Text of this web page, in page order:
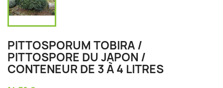
PITTOSPORUM TOBIRA /
PITTOSPORE DU JAPON /
CONTENEUR DE 3 À 4 LITRES